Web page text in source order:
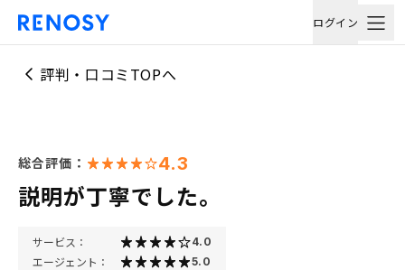
ログイン
評判・口コミTOPへ
総合評価： 4.3
説明が丁寧でした。
サービス： 4.0
エージェント： 5.0